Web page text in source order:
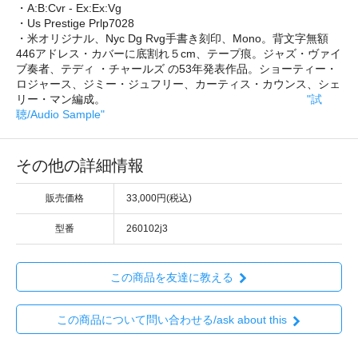
・A:B:Cvr - Ex:Ex:Vg
・Us Prestige Prlp7028
・米オリジナル、Nyc Dg Rvg手書き刻印、Mono。背文字無額
446アドレス・カバーに底割れ５cm、テープ痕。ジャズ・ヴァイ
ブ奏者、テディ ・チャールズ の53年発表作品。ショーティー・
ロジャース、ジミー・ジュフリー、カーティス・カウンス、シェ
リー・マン編成。 "試
聴/Audio Sample"
その他の詳細情報
販売価格 33,000円(税込)
型番 260102j3
この商品を友達に教える
この商品について問い合わせる/ask about this